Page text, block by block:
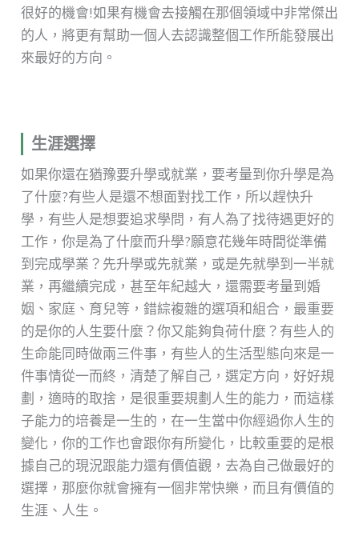
很好的機會!如果有機會去接觸在那個領域中非常傑出
的人，將更有幫助一個人去認識整個工作所能發展出
來最好的方向。
生涯選擇
如果你還在猶豫要升學或就業，要考量到你升學是為
了什麼?有些人是還不想面對找工作，所以趕快升
學，有些人是想要追求學問，有人為了找待遇更好的
工作，你是為了什麼而升學?願意花幾年時間從準備
到完成學業？先升學或先就業，或是先就學到一半就
業，再繼續完成，甚至年紀越大，還需要考量到婚
姻、家庭、育兒等，錯綜複雜的選項和組合，最重要
的是你的人生要什麼？你又能夠負荷什麼？有些人的
生命能同時做兩三件事，有些人的生活型態向來是一
件事情從一而終，清楚了解自己，選定方向，好好規
劃，適時的取捨，是很重要規劃人生的能力，而這樣
子能力的培養是一生的，在一生當中你經過你人生的
變化，你的工作也會跟你有所變化，比較重要的是根
據自己的現況跟能力還有價值觀，去為自己做最好的
選擇，那麼你就會擁有一個非常快樂，而且有價值的
生涯、人生。